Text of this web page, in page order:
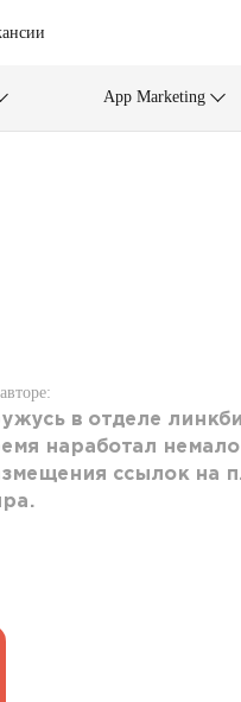
App Marketing
в отделе
наработал
ссылок на